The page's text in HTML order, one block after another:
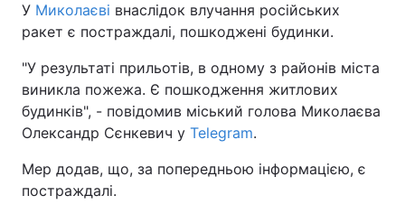
У Миколаєві внаслідок влучання російських
ракет є постраждалі, пошкоджені будинки.
"У результаті прильотів, в одному з районів міста
виникла пожежа. Є пошкодження житлових
будинків", - повідомив міський голова Миколаєва
Олександр Сєнкевич у Telegram.
Мер додав, що, за попередньою інформацією, є
постраждалі.